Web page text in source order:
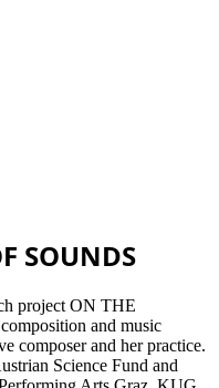
SOUNDS
project ON THE
and music
composer and her practice.
Science Fund and